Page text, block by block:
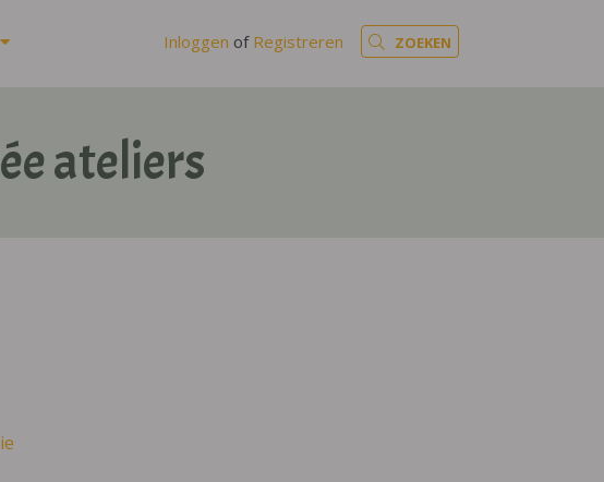
Inloggen of Registreren ZOEKEN
ateliers